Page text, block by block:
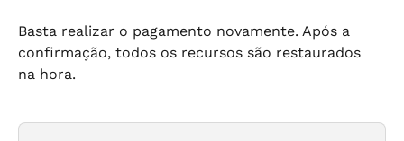
Basta realizar o pagamento novamente. Após a
confirmação, todos os recursos são restaurados
na hora.